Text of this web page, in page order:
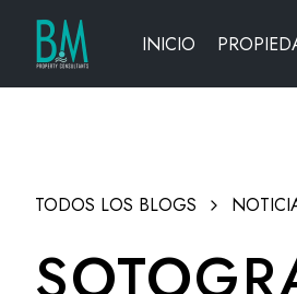
INICIO
TODOS LOS BLOGS